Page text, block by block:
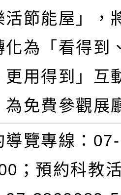
活節能屋」，
化為「看得到
更用得到」互
為免費參觀展
導覽專線：
；預約科教